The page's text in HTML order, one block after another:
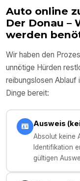
Auto online
Der Donau –
werden
Wir haben den
unnötige Hürden
reibungslosen Ablauf
Dinge bereit:
Ausweis
Absolut keine
Identifikation
gültigen